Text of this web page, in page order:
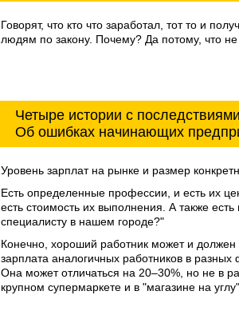
Говорят, что кто что заработал, тот то и
людям по закону. Почему? Да потому, что не
Четыре истории с последствиями
Об ошибках начинающих
Уровень зарплат на рынке и размер
Есть определенные профессии, и есть их
есть стоимость их выполнения. А также
специалисту в нашем городе?"
Конечно, хороший работник может и
зарплата аналогичных работников в
Она может отличаться на 20–30%, но не в
крупном супермаркете и в "магазине на